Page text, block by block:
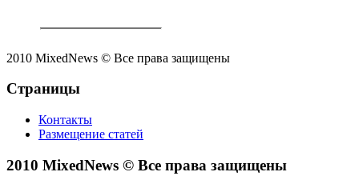
2010 MixedNews © Все права защищены
Страницы
Контакты
Размещение статей
2010 MixedNews © Все права защищены